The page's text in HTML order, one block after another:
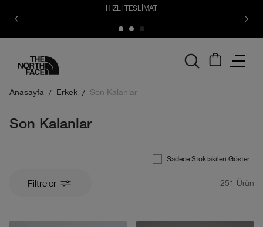
HIZLI TESLİMAT
Anasayfa Erkek Son Kalanlar
Son Kalanlar
Sadece Stoktakileri Göster
Filtreler 251 Ürün